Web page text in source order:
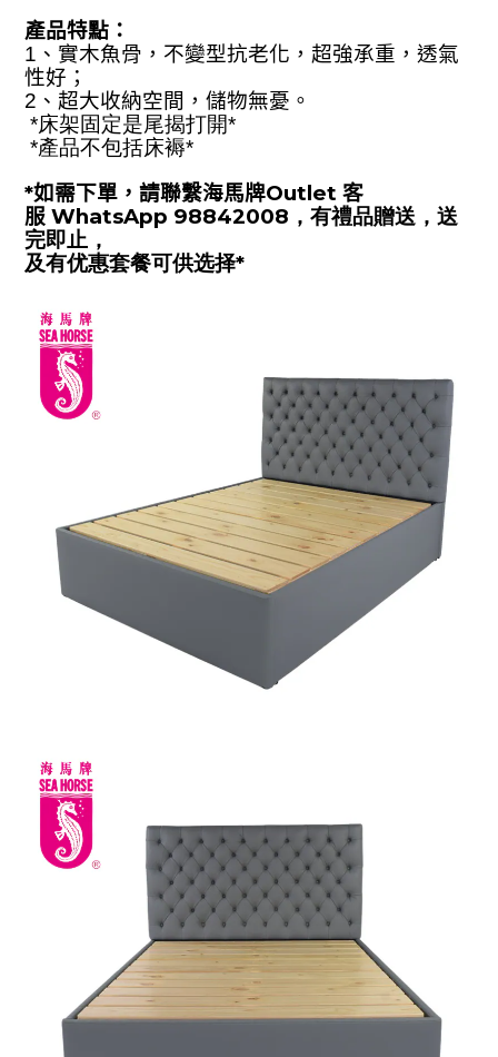
產品特點：
1、實木魚骨，不變型抗老化，超強承重，透氣
性好；
2、超大收納空間，儲物無憂。
*床架固定是尾揭打開*
*產品不包括床褥*
*如需下單，請聯繫海馬牌Outlet 客
服 WhatsApp 98842008 ， 有禮品贈送，送
完即止，
及有优惠套餐可供选择*